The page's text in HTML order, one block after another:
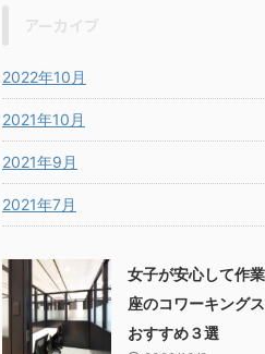
2022年10月
2021年10月
2021年9月
2021年7月
女子が安心して作
座のコワーキング
おすすめ３選